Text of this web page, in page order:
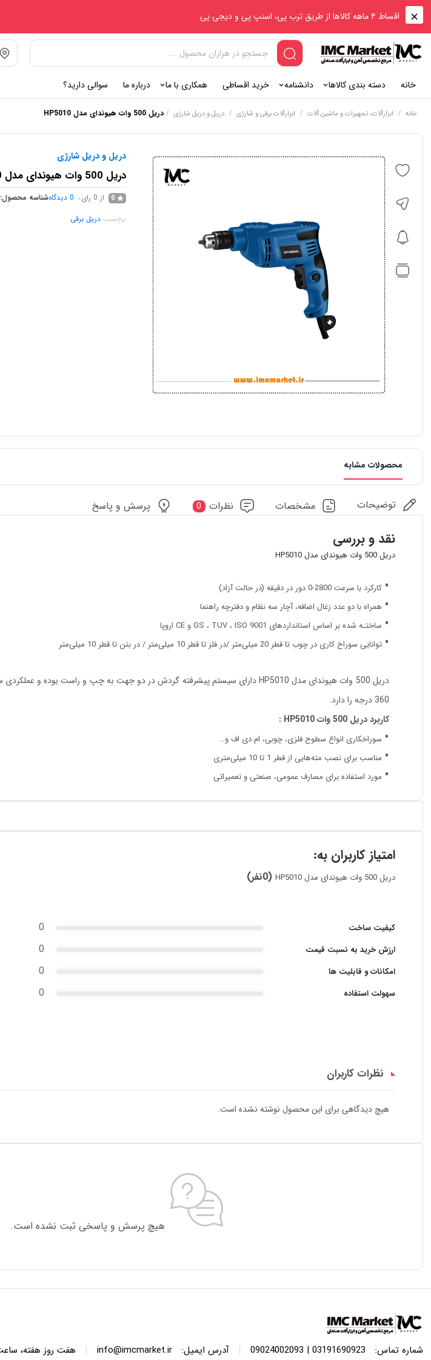
اقساط ۴ ماهه کالاها از طریق ترب پی، اسنپ پی و دیجی پی
خانه دسته بندی کالاها دانشنامه خرید اقساطی همکاری با ما درباره ما سوالی دارید؟
خانه / ابزارآلات، تجهیزات و ماشین آلات / ابزارآلات برقی و شارژی / دریل و دریل شارژی /دریل 500 وات هیوندای مدل HP5010
دریل و دریل شارژی
دریل 500 وات هیوندای مدل HP5010
0 از 0 رای 0 دیدگاهشناسه محصول:
برچسبدریل برقی
محصولات مشابه
توضیحات مشخصات نظرات 0 پرسش و پاسخ
نقد و بررسی
دریل 500 وات هیوندای مدل HP5010
کارکرد با سرعت 2800-0 دور در دقیقه (در حالت آزاد)
همراه با دو عدد زغال اضافه، آچار سه نظام و دفترچه راهنما
ساختـه شد‌ه بر اساس استانداردهای GS ، TUV ، ISO 9001 و CE اروپا
توانایی سوراخ کاری در چوب تا قطر 20 میلی‌متر /در فلز تا قطر 10 میلی‌متر / در بتن تا قطر 10 میلی‌متر
360 درجه را دارد.
کاربرد دریل 500 وات HP5010 :
سوراخکاری انواع سطوح فلزی، چوبی، ام دی اف و…
مناسب برای نصب مته‌هایی از قطر 1 تا 10 میلی‌متری
مورد استفاده برای مصارف عمومی، صنعتی و تعمیراتی
امتیاز کاربران به:
دریل 500 وات هیوندای مدل HP5010 (0نفر)
کیفیت ساخت 0
ارزش خرید به نسبت قیمت 0
امکانات و قابلیت ها 0
سهولت استفاده 0
نظرات کاربران
هیچ دیدگاهی برای این محصول نوشته نشده است.
هیچ پرسش و پاسخی ثبت نشده است.
شماره تماس: 03191690923 | 09024002093
| آدرس ایمیل: info@imcmarket.ir
|